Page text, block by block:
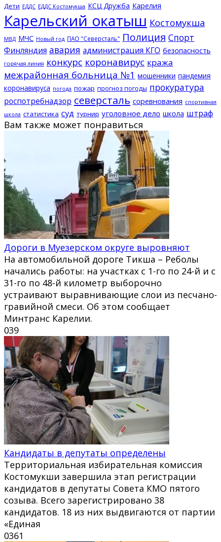
Дети ЕДДС ЕДДС Костомукша КСЦ Дружба Карелия
Карельский окатыш Костомукша
МВД МЧС Новый год ПАО "Северсталь" Полиция Спорт
Финляндия авария администрация КГО безопасность
горячая линия конкурс коронавирус кража
межрайонная больница №1 мошенники пандемия
коронавируса погода пожар прогноз погоды прокуратура
роспотребнадзор северсталь соревнования спортивная
школа статистика суд турнир уголовное дело школа штраф
Вам также может понравиться
Дороги в Муезерском округе выровняют
На автомобильной дороге Тикша – Реболы
начались работы: на участках с 1-го по 24-й и с
31-го по 48-й километр выборочно
устраивают выравнивающие слои из песчано-
гравийной смеси. Об этом сообщает
Минтранс Карелии.
039
Кандидаты в депутаты определены
Территориальная избирательная комиссия
Костомукши завершила этап регистрации
кандидатов в депутаты Совета КМО пятого
созыва. Всего зарегистрировано 38
кандидатов. 18 из них выдвигаются от партии
«Единая
0361